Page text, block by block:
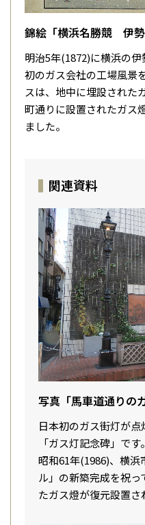
錦絵「横浜名勝競 伊勢
明治5年(1872)に横浜の
初のガス会社の工場風景
スは、地中に埋設された
町通りに設置されたガス
ました。
関連資料
写真「馬車道通りの
日本初のガス街灯が点
「ガス灯記念碑」です。
昭和61年(1986)、横浜
ル」の新築完成を祝
たガス燈が復元設置さ